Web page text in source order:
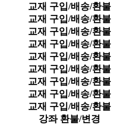
교재 구입/배송/환불
교재 구입/배송/환불
교재 구입/배송/환불
교재 구입/배송/환불
교재 구입/배송/환불
교재 구입/배송/환불
교재 구입/배송/환불
교재 구입/배송/환불
교재 구입/배송/환불
강좌 환불/변경